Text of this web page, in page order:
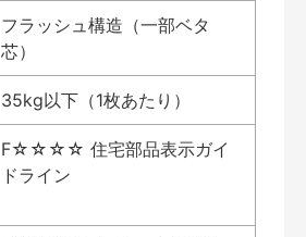
フラッシュ構造（一部ベタ
芯）
35kg以下（1枚あたり）
F☆☆☆☆ 住宅部品表示ガイ
ドライン